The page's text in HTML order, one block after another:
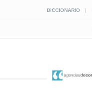
DICCIONARIO